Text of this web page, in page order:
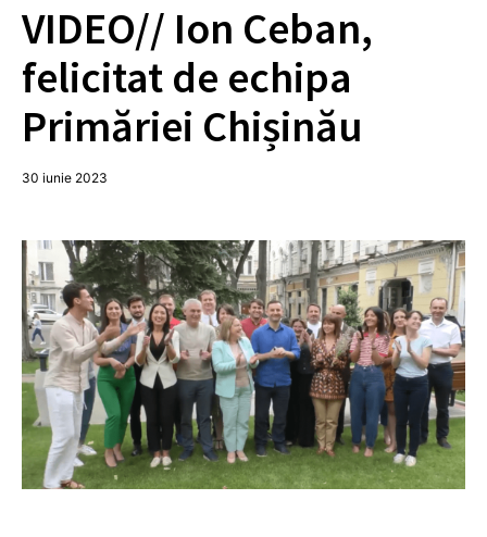
VIDEO// Ion Ceban,
felicitat de echipa
Primăriei Chișinău
30 iunie 2023